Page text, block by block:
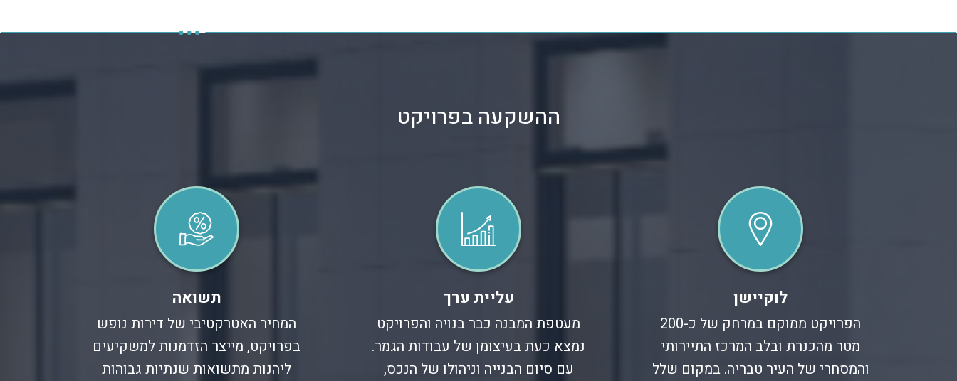
ההשקעה בפרויקט
לוקיישן
הפרויקט ממוקם במרחק של כ-200
מטר מהכנרת ובלב המרכז התיירותי
והמסחרי של העיר טבריה. במקום שלל
עליית ערך
מעטפת המבנה כבר בנויה והפרויקט
נמצא כעת בעיצומן של עבודות הגמר.
עם סיום הבנייה וניהולו של הנכס,
תשואה
המחיר האטרקטיבי של דירות נופש
בפרויקט, מייצר הזדמנות למשקיעים
ליהנות מתשואות שנתיות גבוהות